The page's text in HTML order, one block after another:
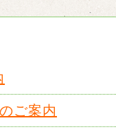
ご案内